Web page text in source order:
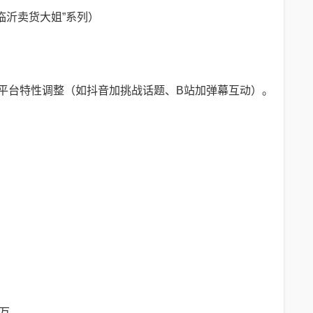
卖货大姐”系列）
特性调整（如抖音加挑战话题、B站加弹幕互动）。